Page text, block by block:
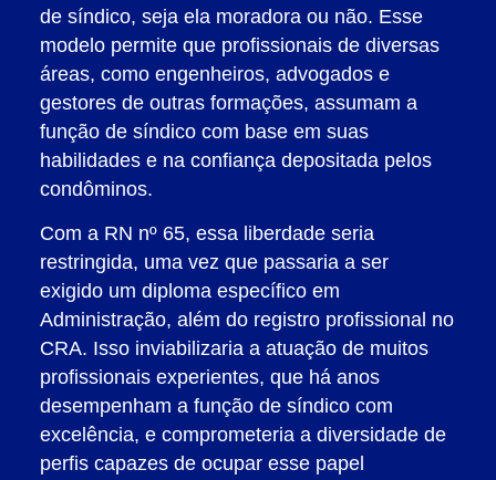
de síndico, seja ela moradora ou não. Esse
modelo permite que profissionais de diversas
áreas, como engenheiros, advogados e
gestores de outras formações, assumam a
função de síndico com base em suas
habilidades e na confiança depositada pelos
condôminos.
Com a RN nº 65, essa liberdade seria
restringida, uma vez que passaria a ser
exigido um diploma específico em
Administração, além do registro profissional no
CRA. Isso inviabilizaria a atuação de muitos
profissionais experientes, que há anos
desempenham a função de síndico com
excelência, e comprometeria a diversidade de
perfis capazes de ocupar esse papel